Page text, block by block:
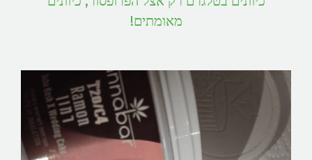
מאומתים!